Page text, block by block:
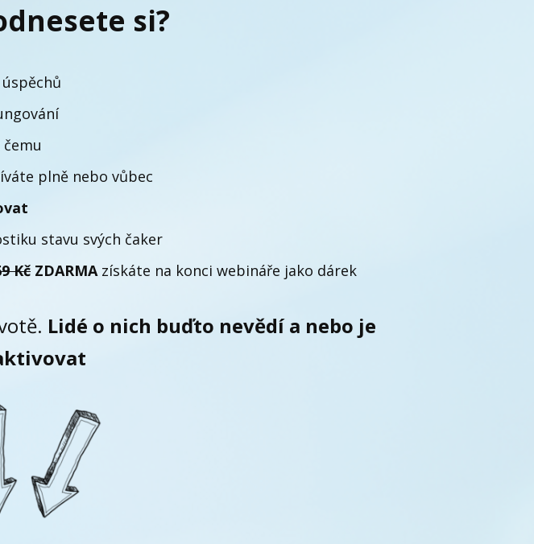
si?
plně nebo vůbec
stavu svých čaker
Kč ZDARMA získáte na konci webináře jako dárek
Lidé o nich buďto nevědí a nebo je